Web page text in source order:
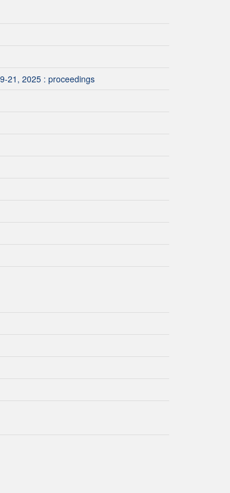
21, 2025 : proceedings